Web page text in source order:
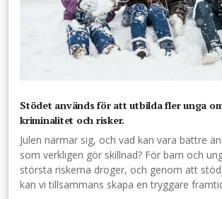
Stödet används för att utbilda fler unga
kriminalitet och risker.
Julen närmar sig, och vad kan vara bättre
som verkligen gör skillnad? För barn och
största riskerna droger, och genom att
kan vi tillsammans skapa en tryggare